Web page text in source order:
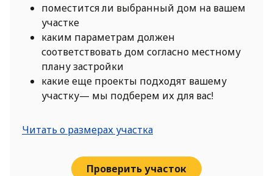
поместится ли выбранный дом на вашем
участке
каким параметрам должен
соответствовать дом согласно местному
плану застройки
какие еще проекты подходят вашему
участку— мы подберем их для вас!
Читать о размерах участка
Проверить участок